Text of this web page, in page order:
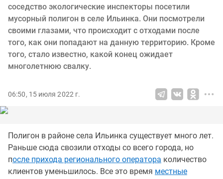
соседство экологические инспекторы посетили
мусорный полигон в селе Ильинка. Они посмотрели
своими глазами, что происходит с отходами после
того, как они попадают на данную территорию. Кроме
того, стало известно, какой конец ожидает
многолетнюю свалку.
06:50, 15 июля 2022 г.
Полигон в районе села Ильинка существует много лет.
Раньше сюда свозили отходы со всего города, но
после прихода регионального оператора количество
клиентов уменьшилось. Все это время местные